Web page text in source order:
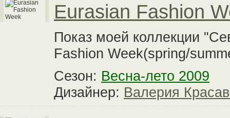
Eurasian Fashion
Показ моей коллекции
Fashion Week(spring/
Сезон: Весна-лето 2009
Дизайнер: Валерия